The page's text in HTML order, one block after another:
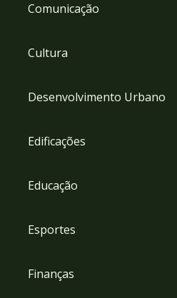
Comunicação
Cultura
Desenvolvimento Urbano
Edificações
Educação
Esportes
Finanças